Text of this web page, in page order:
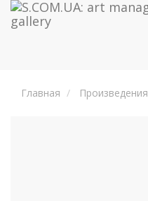
Главная Произведения